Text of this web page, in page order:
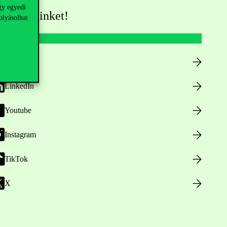
egyedi
minket!
LinkedIn
Youtube
Instagram
TikTok
X